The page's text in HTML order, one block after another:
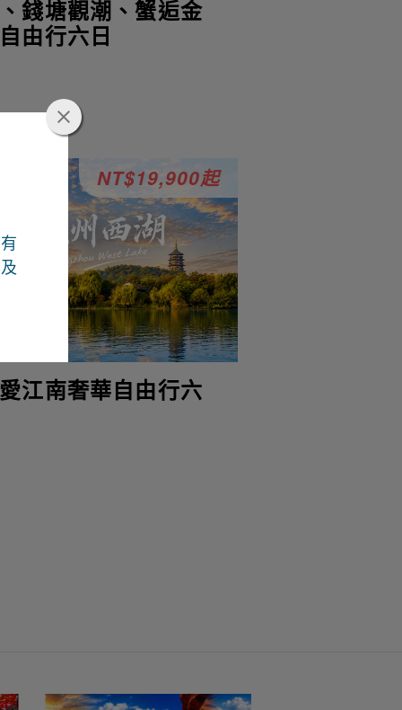
錢塘觀潮、蟹逅金
由行六日
江南奢華自由行六
NT$19,900起